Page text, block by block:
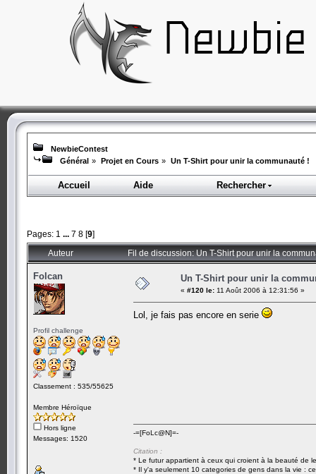
NewbieContest
Général » Projet en Cours » Un T-Shirt pour unir la communauté !
Accueil Aide Rechercher
Pages: 1 ... 7 8 [9]
Auteur Fil de discussion: Un T-Shirt pour unir la
Folcan
Profil challenge
Classement : 535/55625
Membre Héroïque
Hors ligne
Messages: 1520
Un T-Shirt pour unir la
« #120 le: 11 Août 2006 à 12:31:56 »
Lol, je fais pas encore en serie
-=[FoLc@N]=-
Citation :
* Le futur appartient à ceux qui croient à la beauté de
* Il y'a seulement 10 categories de gens dans la vie :